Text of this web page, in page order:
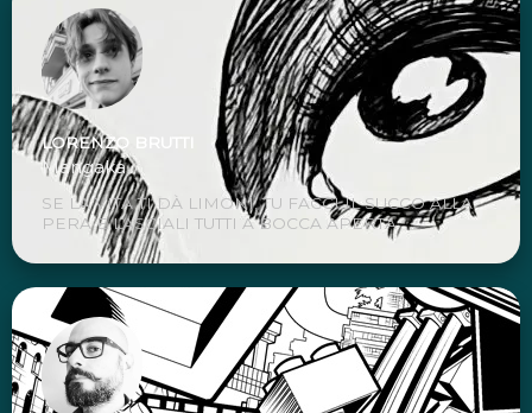
LORENZO BRUTTI
Mangaka
SE LA VITA TI DÀ LIMONI, TU FACCI IL SUCCO ALLA
PERA E LASCIALI TUTTI A BOCCA APERTA